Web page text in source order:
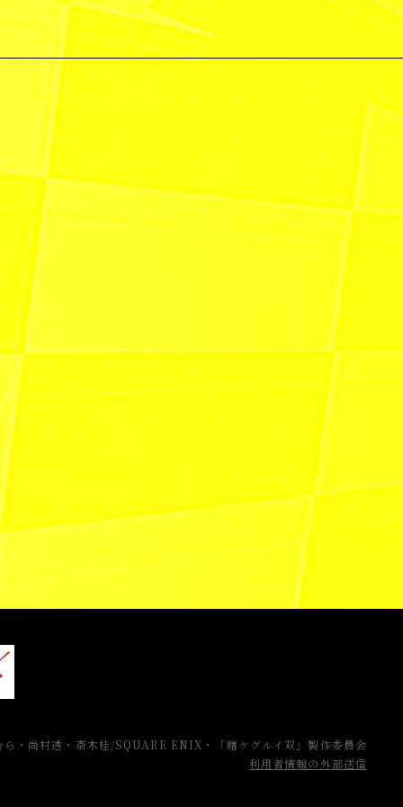
・尚村透・斎木桂/SQUARE ENIX・「賭ケグルイ双」製作委員会
利用者情報の外部送信